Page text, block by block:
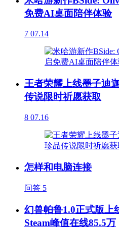
免费AI桌面陪伴体验
7 07.14
王者荣耀上线墨子迪
传说限时祈愿获取
8 07.16
怎样和电脑连接
问答 5
幻兽帕鲁1.0正式版上
Steam峰值在线85.5万